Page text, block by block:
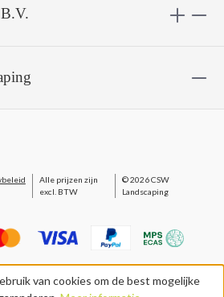
Alle prijzen zijn
excl. BTW
© 2026 CSW
Landscaping
van cookies om de best mogelijke